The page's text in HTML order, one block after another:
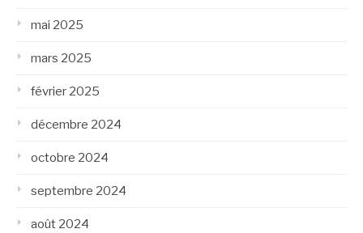
mai 2025
mars 2025
février 2025
décembre 2024
octobre 2024
septembre 2024
août 2024